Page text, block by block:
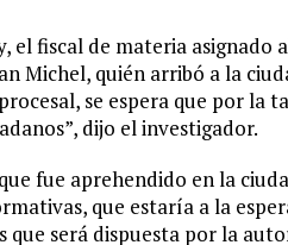
el fiscal de materia asignado
Michel, quién arribó a la
se espera que por la
dijo el investigador.
fue aprehendido en la
que estaría a la
será dispuesta por la